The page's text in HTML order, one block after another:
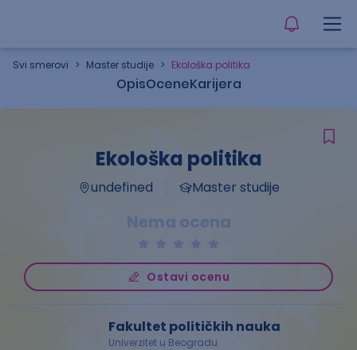
Svi smerovi > Master studije > Ekološka politika
OpisOceneKarijera
Ekološka politika
undefined Master studije
Nema ocena
Ostavi ocenu
Fakultet političkih nauka
Univerzitet u Beogradu